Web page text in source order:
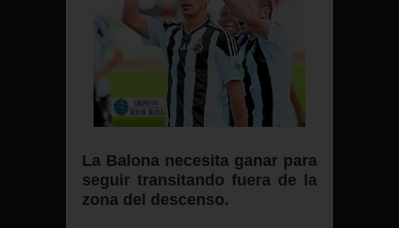
La Balona necesita ganar para
seguir transitando fuera de la
zona del descenso.